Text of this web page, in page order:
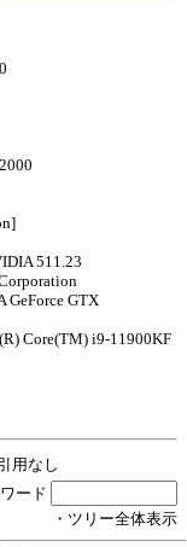
511.23
GeForce GTX
Core(TM) i9-11900KF
用なし
ード
・ツリー全体表示